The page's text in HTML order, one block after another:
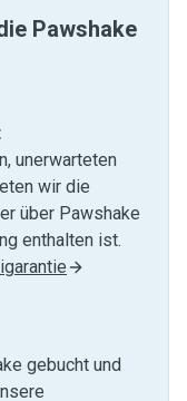
Pawshake
unerwarteten
wir die
über Pawshake
enthalten ist.
gebucht und